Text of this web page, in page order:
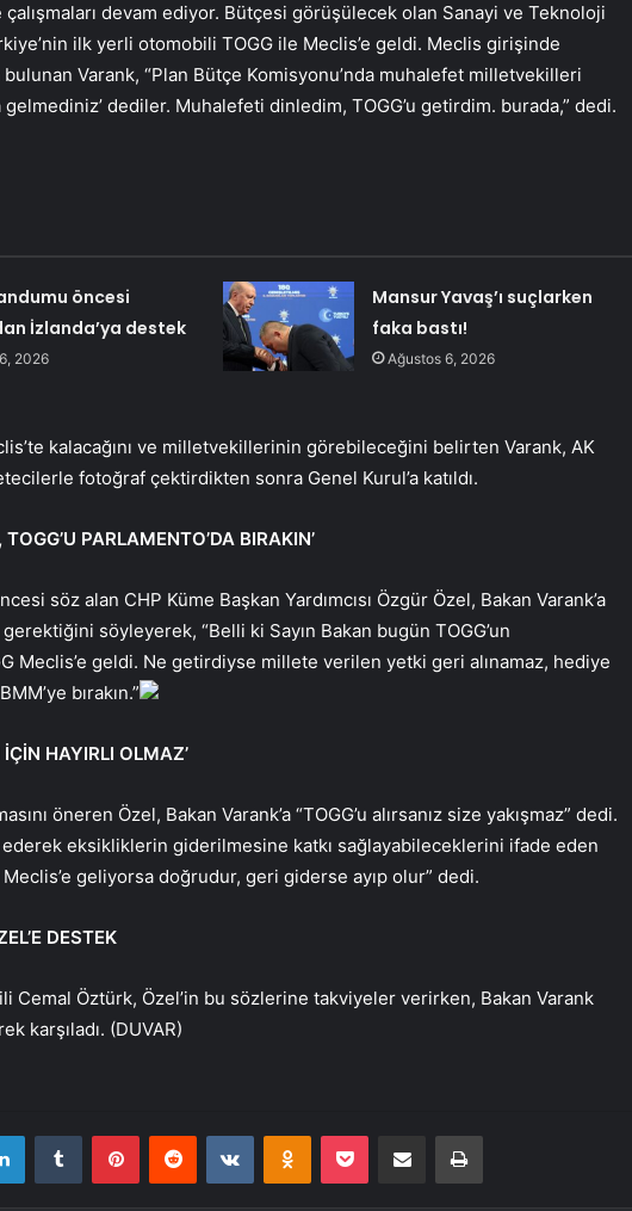
çalışmaları devam ediyor. Bütçesi görüşülecek olan Sanayi ve Teknoloji
ilk yerli otomobili TOGG ile Meclis’e geldi. Meclis girişinde
Varank, “Plan Bütçe Komisyonu’nda muhalefet milletvekilleri
gelmediniz’ dediler. Muhalefeti dinledim, TOGG’u getirdim. burada,” dedi.
öncesi
İzlanda’ya destek
2026
Mansur Yavaş’ı suçlarken
faka bastı!
Ağustos 6, 2026
kalacağını ve milletvekillerinin görebileceğini belirten Varank, AK
fotoğraf çektirdikten sonra Genel Kurul’a katıldı.
PARLAMENTO’DA BIRAKIN’
söz alan CHP Küme Başkan Yardımcısı Özgür Özel, Bakan Varank’a
gerektiğini söyleyerek, “Belli ki Sayın Bakan bugün TOGG’un
Meclis’e geldi. Ne getirdiyse millete verilen yetki geri alınamaz, hediye
bırakın.”
İÇİN HAYIRLI OLMAZ’
öneren Özel, Bakan Varank’a “TOGG’u alırsanız size yakışmaz” dedi.
eksikliklerin giderilmesine katkı sağlayabileceklerini ifade eden
geliyorsa doğrudur, geri giderse ayıp olur” dedi.
DESTEK
Cemal Öztürk, Özel’in bu sözlerine takviyeler verirken, Bakan Varank
karşıladı. (DUVAR)
LinkedInTumblr PinterestReddit VKontakteOdnoklassniki
Pocket E-Posta ile paylaş Yazdır